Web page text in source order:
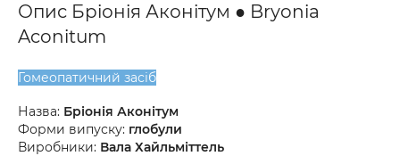
Опис Бріонія Аконітум ● Bryonia
Aconitum
Гомеопатичний засіб
Назва: Бріонія Аконітум
Форми випуску: глобули
Виробники: Вала Хайльміттель